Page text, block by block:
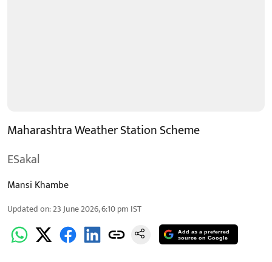
Maharashtra Weather Station Scheme
ESakal
Mansi Khambe
Updated on:23 June 2026, 6:10 pm IST
Add as a preferred
source on Google